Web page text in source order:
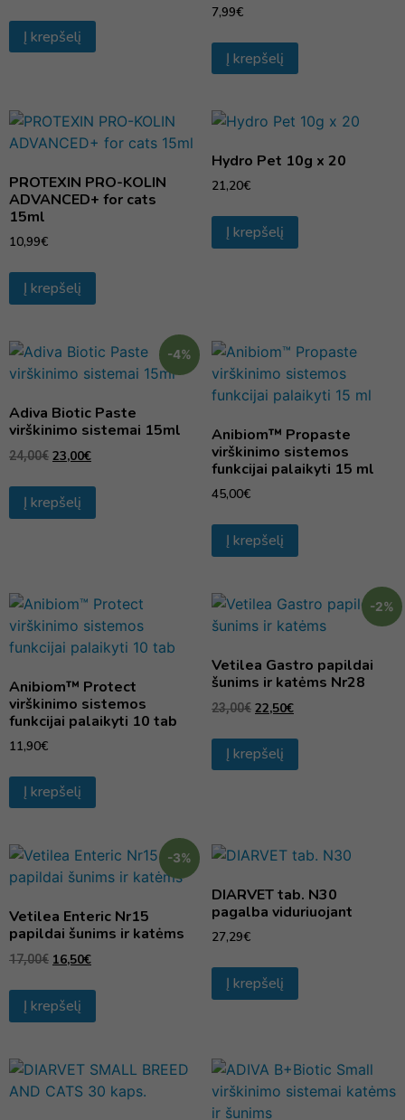
Į krepšelį
7,99€
Į krepšelį
PROTEXIN PRO-KOLIN
ADVANCED+ for cats
15ml
10,99€
Į krepšelį
Hydro Pet 10g x 20
21,20€
Į krepšelį
-4%
Adiva Biotic Paste
virškinimo sistemai 15ml
24,00€ 23,00€
Į krepšelį
Anibiom™ Propaste
virškinimo sistemos
funkcijai palaikyti 15 ml
45,00€
Į krepšelį
Anibiom™ Protect
virškinimo sistemos
funkcijai palaikyti 10 tab
11,90€
Į krepšelį
-2%
Vetilea Gastro papildai
šunims ir katėms Nr28
23,00€ 22,50€
Į krepšelį
-3%
Vetilea Enteric Nr15
papildai šunims ir katėms
17,00€ 16,50€
Į krepšelį
DIARVET tab. N30
pagalba viduriuojant
27,29€
Į krepšelį